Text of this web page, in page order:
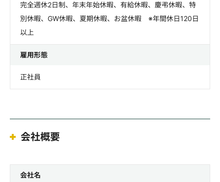
完全週休2日制、年末年始休暇、有給休暇、慶弔休暇、特
別休暇、GW休暇、夏期休暇、お盆休暇 ※年間休日120日
以上
雇用形態
正社員
会社概要
会社名